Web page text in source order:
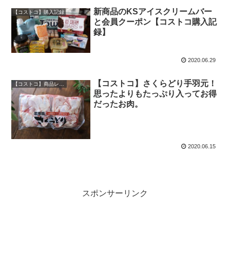
【コストコ】購入記録
新商品のKSアイスクリームバー
と会員クーポン【コストコ購入記
録】
2020.06.29
【コストコ】さくらどり手羽元！
思ったよりもたっぷり入ってお得
だったお肉。
2020.06.15
スポンサーリンク